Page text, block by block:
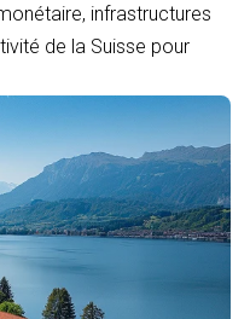
infrastructures
de la Suisse pour